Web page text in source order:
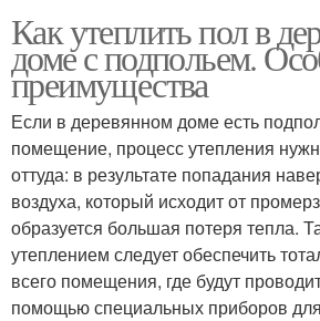
Как утеплить пол в
доме с подпольем.
преимущества
Если в деревянном доме есть
помещение, процесс утепления
оттуда: в результате попадания
воздуха, который исходит от
образуется большая потеря тепла.
утеплением следует обеспечить
всего помещения, где будут
помощью специальных приборов